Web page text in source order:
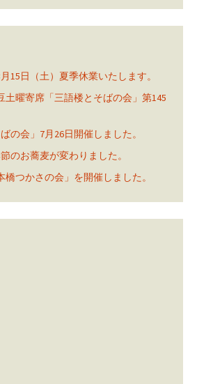
15日（土）夏季休業いたします。
土曜寄席「三語楼とそばの会」第145
の会」7月26日開催しました。
のお蕎麦が変わりました。
橋つかさの会」を開催しました。